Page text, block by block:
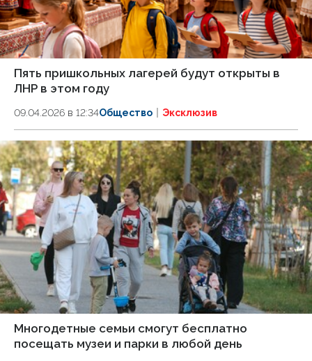
Пять пришкольных лагерей будут открыты в
ЛНР в этом году
09.04.2026 в 12:34Общество Эксклюзив
Многодетные семьи смогут бесплатно
посещать музеи и парки в любой день